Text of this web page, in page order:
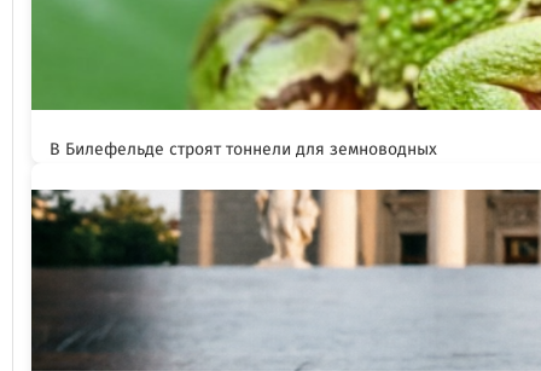
В Билефельде строят тоннели для земноводных